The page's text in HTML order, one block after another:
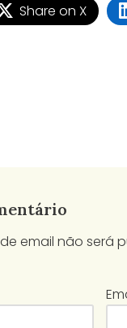
Share on X
email não será